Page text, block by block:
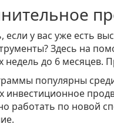
если у вас уже есть
Здесь на
недель до 6 месяцев.
популярны
инвестиционное
работать по новой